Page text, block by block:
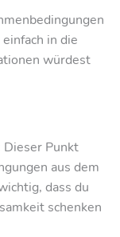
in die
würdest
Punkt
aus dem
dass du
schenken